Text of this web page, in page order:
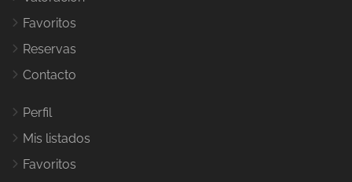
Favoritos
Reservas
Contacto
Perfil
Mis listados
Favoritos